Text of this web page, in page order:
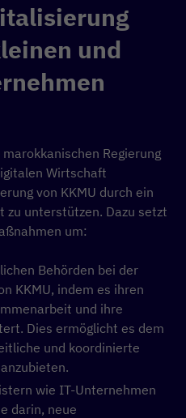
und
Regierung
Wirtschaft
von KKMU durch ein
zu unterstützen. Dazu setzt
um:
Behörden bei der
KKMU, indem es ihren
und ihre
Dies ermöglicht es dem
und koordinierte
wie IT-Unternehmen
darin, neue